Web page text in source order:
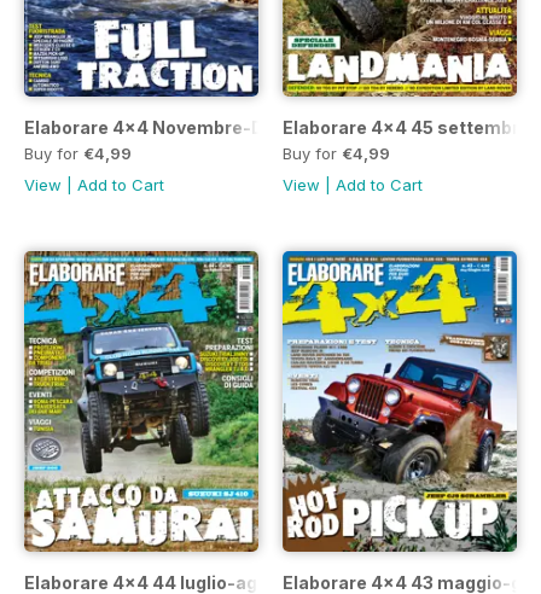
Elaborare 4x4 Novembre-Dicembre 2015
Buy for €4,99
View
Add to Cart
Elaborare 4x4 45
Buy for €4,99
View
Add to Cart
Elaborare 4x4 44 luglio-agosto 2015Elaborare 4x4 43 maggio-